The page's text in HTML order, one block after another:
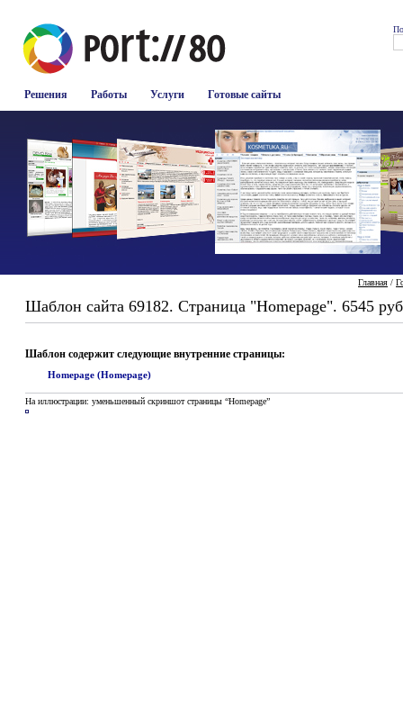
Решения Работы Услуги Готовые сайты
Главная /
Шаблон сайта 69182. Страница "Homepage". 6545
Шаблон содержит следующие внутренние страницы:
Homepage (Homepage)
На иллюстрации: уменьшенный скриншот страницы “Homepage”